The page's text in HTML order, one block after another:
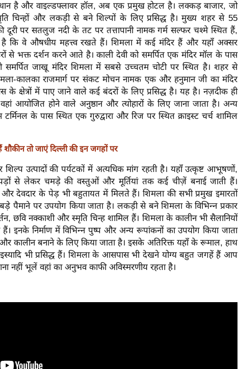
है और वाइल्डफ्लावर हॉल, अब एक प्रमुख होटल है। लक्कड़ बाजार, जो
चिन्हों और लकड़ी से बने शिल्पों के लिए प्रसिद्ध है। मुख्य शहर से 55
दूरी पर सतलुज नदी के तट पर तत्तापानी नामक गर्म सल्फर चश्मे स्थित हैं,
है कि वे औषधीय महत्त्व रखते हैं। शिमला में कई मंदिर हैं और यहाँ अक्सर
से भक्त दर्शन करने आते है। काली देवी को समर्पित एक मंदिर मॉल के पास
समर्पित जाखू मंदिर शिमला में सबसे उच्चतम चोटी पर स्थित है। शहर से
कालका राजमार्ग पर संकट मोचन नामक एक और हनुमान जी का मंदिर
क्षेत्रों में पाए जाने वाले कई बंदरों के लिए प्रसिद्ध है। यह है। नज़दीक ही
वहां आयोजित होने वाले अनुष्ठान और त्योहारों के लिए जाना जाता है। अन्य
के पास स्थित एक गुरुद्वारा और रिज पर स्थित क्राइस्ट चर्च शामिल
तो जाएं दिल्ली की इन जगहों पर
शिल्प उत्पादों की पर्यटकों में अत्यधिक मांग रहती है। यहाँ उत्कृष्ट आभूषणों,
से लेकर चमड़े की वस्तुओं और मूर्तियां तक कई चीज़ें बनाई जाती हैं।
देवदार के पेड़ भी बहुतायत में मिलते हैं। शिमला की सभी प्रमुख इमारतों
पैमाने पर उपयोग किया जाता है। लकड़ी से बने शिमला के विभिन्न प्रकार
छवि नक्काशी और स्मृति चिन्ह शामिल हैं। शिमला के कालीन भी सैलानियों
इनके निर्माण में विभिन्न पुष्प और अन्य रूपांकनों का उपयोग किया जाता
कालीन बनाने के लिए किया जाता है। इसके अतिरिक्त यहाँ के रूमाल, हाथ
भी प्रसिद्ध हैं। शिमला के आसपास भी देखने योग्य बहुत जगहें हैं आप
नहीं भूलें वहां का अनुभव काफी अविस्मरणीय रहता है।